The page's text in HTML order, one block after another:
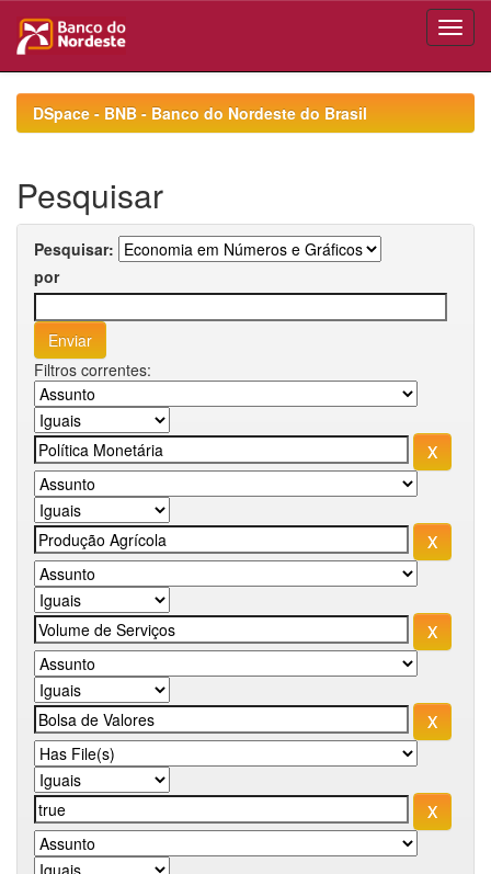
navigationDSpace - BNB - Banco do Nordeste do Brasil
Pesquisar
Pesquisar:
por
Filtros correntes: